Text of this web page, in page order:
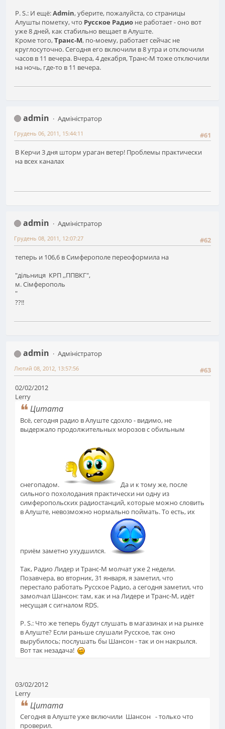
P. S.: И ещё:Admin, уберите, пожалуйста, со страницы
Алушты пометку, что Русское Радио не работает - оно вот
уже 8 дней, как стабильно вещает в Алуште.
Кроме того,Транс-М, по-моему, работает сейчас не
круглосуточно. Сегодня его включили в 8 утра и отключили
часов в 11 вечера. Вчера, 4 декабря, Транс-М тоже отключили
на ночь, где-то в 11 вечера.
admin
Адміністратор
#61
Грудень 06, 2011, 15:44:11
В Керчи 3 дня шторм ураган ветер! Проблемы практически
на всех каналах
admin
Адміністратор
#62
Грудень 08, 2011, 12:07:27
теперь и 106,6 в Симферополе переоформила на
"дільниця КРП ,,ППВКГ",
м. Сімферополь
"
??!!
admin
Адміністратор
#63
Лютий 08, 2012, 13:57:56
02/02/2012
Lerry
Цитата
Всё, сегодня радио в Алуште сдохло - видимо, не
выдержало продолжительных морозов с обильным
снегопадом.
Да и к тому же, после
сильного похолодания практически ни одну из
симферопольских радиостанций, которые можно словить
в Алуште, невозможно нормально поймать. То есть, их
приём заметно ухудшился.
Так, Радио Лидер и Транс-М молчат уже 2 недели.
Позавчера, во вторник, 31 января, я заметил, что
перестало работать Русское Радио, а сегодня заметил, что
замолчал Шансон: там, как и на Лидере и Транс-М, идёт
несущая с сигналом RDS.
P. S.: Что же теперь будут слушать в магазинах и на рынке
в Алуште? Если раньше слушали Русское, так оно
вырубилось; послушать бы Шансон - так и он накрылся.
Вот так незадача!
03/02/2012
Lerry
Цитата
Сегодня в Алуште уже включили Шансон - только что
проверил.